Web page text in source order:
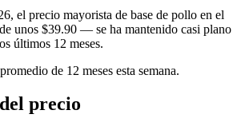
el precio mayorista de base de pollo en el
unos $39.90 — se ha mantenido casi plano
últimos 12 meses.
de 12 meses esta semana.
precio